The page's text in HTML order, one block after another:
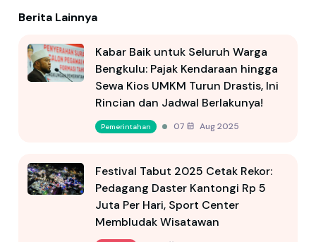
Berita Lainnya
Kabar Baik untuk Seluruh Warga
Bengkulu: Pajak Kendaraan hingga
Sewa Kios UMKM Turun Drastis, Ini
Rincian dan Jadwal Berlakunya!
Pemerintahan 07 Aug 2025
Festival Tabut 2025 Cetak Rekor:
Pedagang Daster Kantongi Rp 5
Juta Per Hari, Sport Center
Membludak Wisatawan